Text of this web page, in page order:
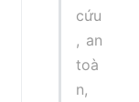
cứu
, an
toà
n,